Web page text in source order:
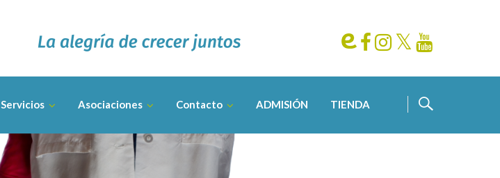
Servicios Asociaciones Contacto ADMISIÓN TIENDA